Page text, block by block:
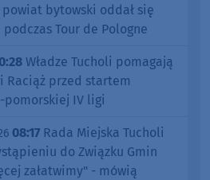
powiat bytowski oddał się
Tour de Pologne
Władze Tucholi pomagają
Raciąż przed startem
pomorskiej IV ligi
08:17 Rada Miejska Tucholi
do Związku Gmin
załatwimy" - mówią